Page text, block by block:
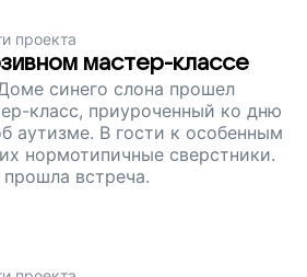
проекта
мастер-классе
синего слона прошел
класс, приуроченный ко дню
аутизме. В гости к особенным
встреча.